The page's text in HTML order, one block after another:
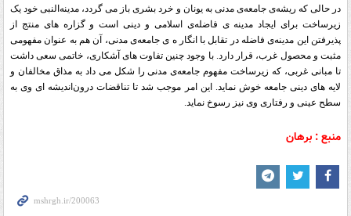
در حالی که ریشه‌ی جامعه‌ی مدنی به یونان و خرد بشری باز می گردد، مدینه‌النبی خود یک
زیرساخت برای ایجاد مدینه ی فاضله‌ی اسلامی و دینی است و گزاره های منتج از
پذیرفتن این مدینه‌ی فاضله در تقابل با انگار ه ی جامعه‌ی مدنی، آن هم به عنوان مفهومی
مثبت و محصول غرب، قرار دارد. با وجود چنین تفاوت های آشکاری، خاتمی سعی داشت
تا مبانی غربی، که زیرساخت مفهوم جامعه‌ی مدنی را شکل می داد به مذاق مخالفان و
لایه های دینی جامعه خوش نماید. این امر موجب شد تا تناقضات درون‌اندیشه ای وی به
سطح عینی و رفتاری وی نیز رسوخ نماید.
منبع : برهان